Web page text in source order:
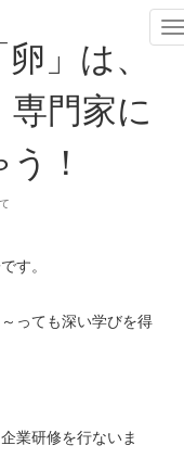
」は、
専門家に
！
す。
っても深い学びを得
業研修を行ないま